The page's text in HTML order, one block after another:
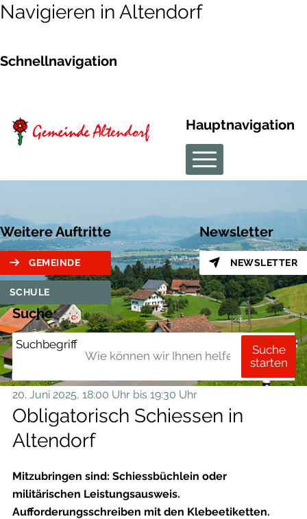
Navigieren in Altendorf
Schnellnavigation
Hauptnavigation
Weitere Auftritte
GEMEINDE
SCHULE
Newsletter
NEWSLETTER
Suche
Suchbegriff
Suche
starten
Obligatorisch Schiessen in
Altendorf
20. Juni 2025, 18:00 Uhr bis 19:30 Uhr
Mitzubringen sind: Schiessbüchlein oder
militärischen Leistungsausweis.
Aufforderungsschreiben mit den Klebeetiketten.